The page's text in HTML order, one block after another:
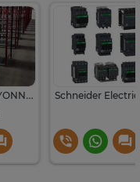
ÉTAGÈRES RAYONNAGES EN ACIER